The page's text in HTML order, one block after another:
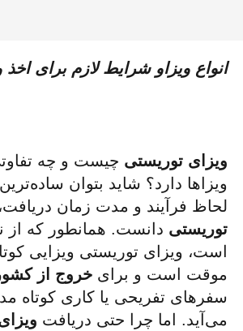
انواع ویزاو شرایط لازم برای اخذ
ویزای توریستی چیست و چه
ویزاها دارد؟ شاید بتوان ساده‌ترین
لحاظ فرآیند و مدت زمان دریافت،
توریستی دانست. همانطور که
است، ویزای توریستی ویزایی
موقت است و برایخروج از
سفرهای تفریحی یا کاری کوتاه
می‌آید. اما چرا حتی دریافت